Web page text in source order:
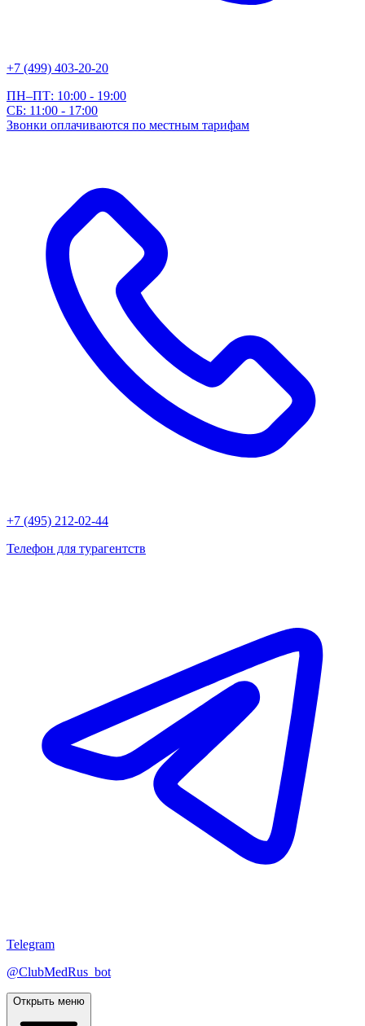
+7 (499) 403-20-20
ПН–ПТ: 10:00 - 19:00
СБ: 11:00 - 17:00
Звонки оплачиваются по местным тарифам
+7 (495) 212-02-44
Телефон для турагентств
Telegram
@ClubMedRus_bot
Открыть меню